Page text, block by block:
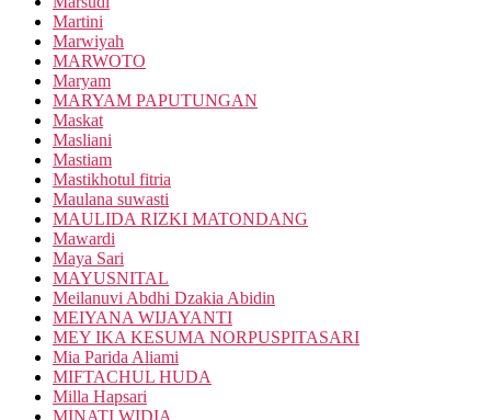
Martini
Marwiyah
MARWOTO
Maryam
MARYAM PAPUTUNGAN
Maskat
Masliani
Mastiam
Mastikhotul fitria
Maulana suwasti
MAULIDA RIZKI MATONDANG
Mawardi
Maya Sari
MAYUSNITAL
Meilanuvi Abdhi Dzakia Abidin
MEIYANA WIJAYANTI
MEY IKA KESUMA NORPUSPITASARI
Mia Parida Aliami
MIFTACHUL HUDA
Milla Hapsari
MINATI WIDIA